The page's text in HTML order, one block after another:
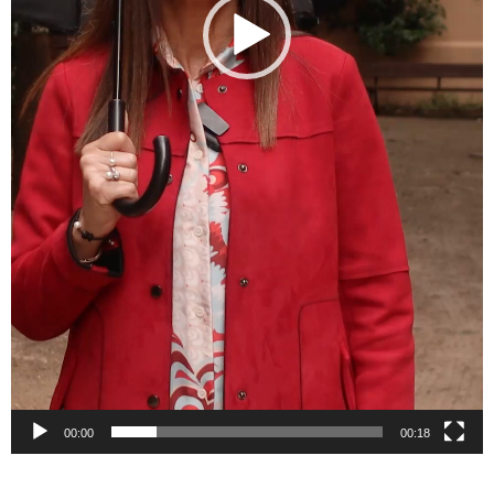
00:00 00:18